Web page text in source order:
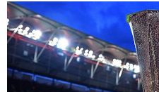
şekilde...